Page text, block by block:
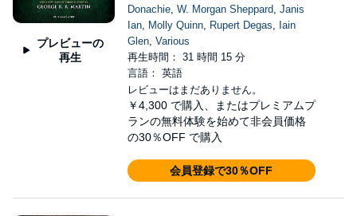
プレビューの
再生
Donachie, W. Morgan Sheppard, Janis
Ian, Molly Quinn, Rupert Degas, Iain
Glen, Various
再生時間： 31 時間 15 分
言語： 英語
レビューはまだありません。
￥4,300 で購入、またはプレミアムプ
ランの無料体験を始めて非会員価格
の30％OFF で購入
会員登録で30％OFF